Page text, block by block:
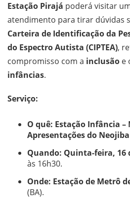
Estação Pirajá poderá visitar
atendimento para tirar dúvidas
Carteira de Identificação da
do Espectro Autista (CIPTEA),
compromisso com a inclusão e
infâncias.
Serviço:
O quê: Estação Infância –
Apresentações do
Quando: Quinta-feira, 16
às 16h30.
Onde: Estação de Metrô
(BA).